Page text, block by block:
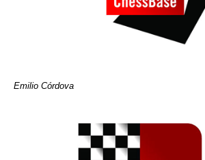
Emilio Córdova